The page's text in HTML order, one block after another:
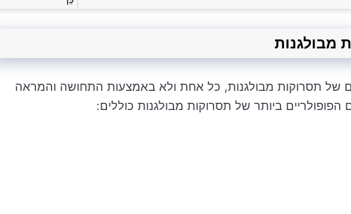
של תסרוקות מבולגנות, כל אחת ולא באמצעות התחושה והמראה
הפופולריים ביותר של תסרוקות מבולגנות כוללים: